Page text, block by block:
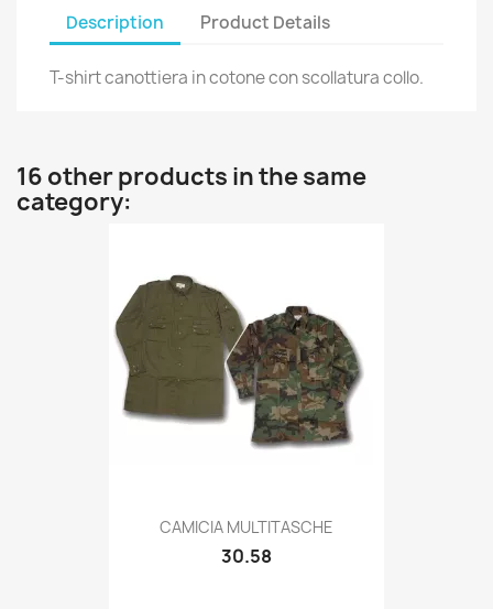
Description Product Details
T-shirt canottiera in cotone con scollatura collo.
16 other products in the same
category:
Quick view
CAMICIA MULTITASCHE
30.58